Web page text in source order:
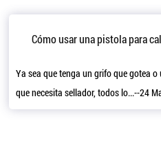
de motor de barco
Cómo usar una pistola para
Ya sea que tenga un grifo que gotea o
que necesita sellador, todos lo...--24